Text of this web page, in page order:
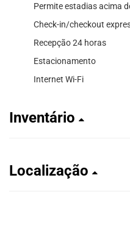
Permite estadias acima
Check-in/checkout
Recepção 24 horas
Estacionamento
Internet Wi-Fi
Inventário
Localização